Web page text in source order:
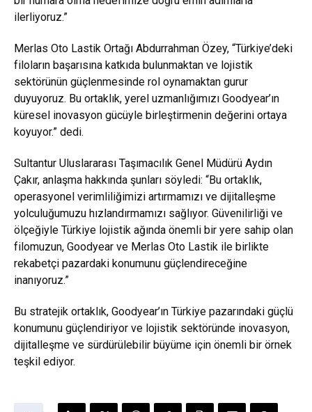
ilerliyoruz.”
Merlas Oto Lastik Ortağı Abdurrahman Özey, “Türkiye’deki
filoların başarısına katkıda bulunmaktan ve lojistik
sektörünün güçlenmesinde rol oynamaktan gurur
duyuyoruz. Bu ortaklık, yerel uzmanlığımızı Goodyear’ın
küresel inovasyon gücüyle birleştirmenin değerini ortaya
koyuyor.” dedi.
Sultantur Uluslararası Taşımacılık Genel Müdürü Aydın
Çakır, anlaşma hakkında şunları söyledi: “Bu ortaklık,
operasyonel verimliliğimizi artırmamızı ve dijitalleşme
yolculuğumuzu hızlandırmamızı sağlıyor. Güvenilirliği ve
ölçeğiyle Türkiye lojistik ağında önemli bir yere sahip olan
filomuzun, Goodyear ve Merlas Oto Lastik ile birlikte
rekabetçi pazardaki konumunu güçlendireceğine
inanıyoruz.”
Bu stratejik ortaklık, Goodyear’ın Türkiye pazarındaki güçlü
konumunu güçlendiriyor ve lojistik sektöründe inovasyon,
dijitalleşme ve sürdürülebilir büyüme için önemli bir örnek
teşkil ediyor.